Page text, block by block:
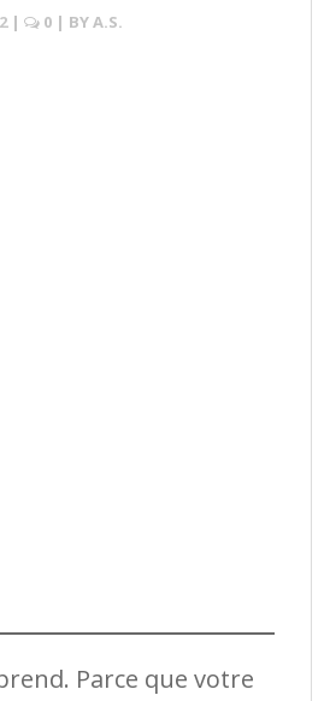
| 0 | BYA.S.
Parce que votre